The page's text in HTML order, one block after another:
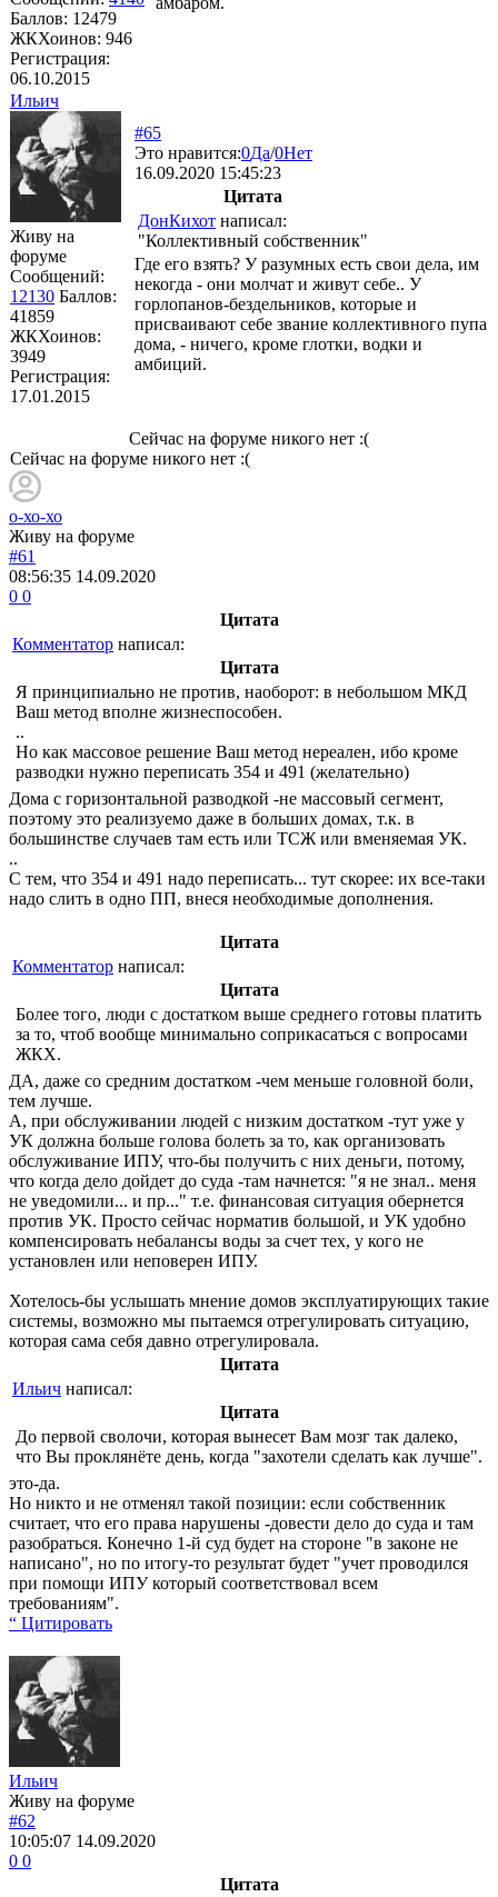
Баллов: 12479
ЖКХоинов: 946
Регистрация:
06.10.2015
Ильич
Живу на
форуме
Сообщений:
12130 Баллов:
41859
ЖКХоинов:
3949
Регистрация:
17.01.2015
#65
Это нравится:0Да/0Нет
16.09.2020 15:45:23
Цитата
ДонКихот написал:
"Коллективный собственник"
Где его взять? У разумных есть свои дела, им
некогда - они молчат и живут себе.. У
горлопанов-бездельников, которые и
присваивают себе звание коллективного пупа
дома, - ничего, кроме глотки, водки и
амбиций.
Сейчас на форуме никого нет :(
Сейчас на форуме никого нет :(
о-хо-хо
Живу на форуме
#61
08:56:35 14.09.2020
0 0
Цитата
Комментатор написал:
Цитата
Я принципиально не против, наоборот: в небольшом МКД
Ваш метод вполне жизнеспособен.
..
Но как массовое решение Ваш метод нереален, ибо кроме
разводки нужно переписать 354 и 491 (желательно)
Дома с горизонтальной разводкой -не массовый сегмент,
поэтому это реализуемо даже в больших домах, т.к. в
большинстве случаев там есть или ТСЖ или вменяемая УК.
..
С тем, что 354 и 491 надо переписать... тут скорее: их все-таки
надо слить в одно ПП, внеся необходимые дополнения.
Цитата
Комментатор написал:
Цитата
Более того, люди с достатком выше среднего готовы платить
за то, чтоб вообще минимально соприкасаться с вопросами
ЖКХ.
ДА, даже со средним достатком -чем меньше головной боли,
тем лучше.
А, при обслуживании людей с низким достатком -тут уже у
УК должна больше голова болеть за то, как организовать
обслуживание ИПУ, что-бы получить с них деньги, потому,
что когда дело дойдет до суда -там начнется: "я не знал.. меня
не уведомили... и пр..." т.е. финансовая ситуация обернется
против УК. Просто сейчас норматив большой, и УК удобно
компенсировать небалансы воды за счет тех, у кого не
установлен или неповерен ИПУ.
Хотелось-бы услышать мнение домов эксплуатирующих такие
системы, возможно мы пытаемся отрегулировать ситуацию,
которая сама себя давно отрегулировала.
Цитата
Ильич написал:
Цитата
До первой сволочи, которая вынесет Вам мозг так далеко,
что Вы проклянёте день, когда "захотели сделать как лучше".
это-да.
Но никто и не отменял такой позиции: если собственник
считает, что его права нарушены -довести дело до суда и там
разобраться. Конечно 1-й суд будет на стороне "в законе не
написано", но по итогу-то результат будет "учет проводился
при помощи ИПУ который соответствовал всем
требованиям".
“ Цитировать
Ильич
Живу на форуме
#62
10:05:07 14.09.2020
0 0
Цитата